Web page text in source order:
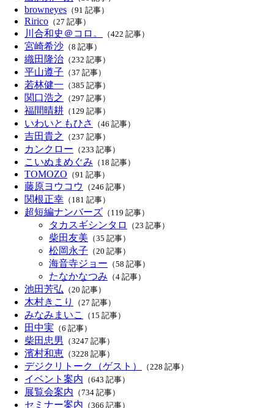
browneyes （91 記事）
Ririco （27 記事）
川合和史＠コロ。 （422 記事）
宮崎希沙 （8 記事）
織田隆治 （232 記事）
平山遵子 （37 記事）
若林健一 （385 記事）
関口浩之 （297 記事）
福間晴耕 （129 記事）
いわいともひさ （46 記事）
吉田貴之 （237 記事）
カンクロー （233 記事）
こいぬまめぐみ （18 記事）
TOMOZO （91 記事）
藤原ヨウコウ （246 記事）
関根正幸 （181 記事）
超短編ナンバーズ （119 記事）
タカスギシンタロ （23 記事）
柴田友美 （35 記事）
松岡永子 （20 記事）
海音寺ジョー （58 記事）
たなかなつみ （4 記事）
池田芳弘 （20 記事）
木村きこり （27 記事）
みなみまいこ （15 記事）
田中実 （6 記事）
柴田忠男 （3247 記事）
濱村和恵 （3228 記事）
デジクリトーク（ゲスト） （228 記事）
イベント案内 （643 記事）
展覧会案内 （734 記事）
セミナー案内 （366 記事）